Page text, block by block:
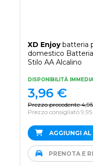
XD Enjoybatteria
domestico
Stilo AA Alcalino
DISPONIBILITÀ
Prezzo precedente 4,95
Prezzo consigliato
3,96 €
AGGIUNGI AL
PRENOTA E